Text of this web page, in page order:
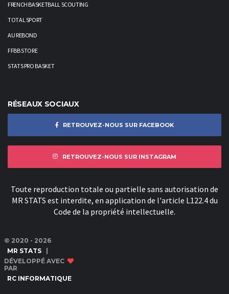
FRENCH BASKETBALL SCOUTING
TOTAL SPORT
AU REBOND
FFBB STORE
STATS PRO BASKET
RÉSEAUX SOCIAUX
RETROUVEZ-NOUS SUR FACEBOOK
RETROUVEZ-NOUS SUR INSTAGRAM
Toute reproduction totale ou partielle sans autorisation de
MR STATS est interdite, en application de l'article L122.4 du
Code de la propriété intellectuelle.
© 2020 - 2026
MR STATS
|
DÉVELOPPÉ AVEC
PAR
RC INFORMATIQUE